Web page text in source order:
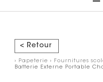
< Retour
› Papeterie › Fournitures
Batterie Externe Portable